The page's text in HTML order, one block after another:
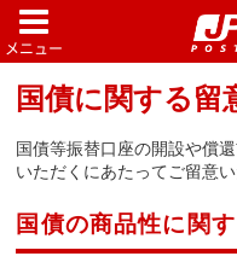
国債に関する留
国債等振替口座の開設や償
いただくにあたってご留意
国債の商品性に関